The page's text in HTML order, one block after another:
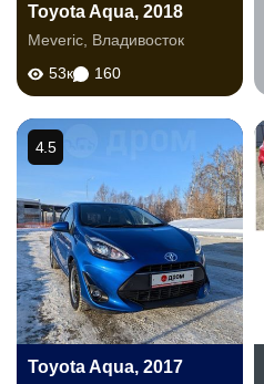
Toyota Aqua, 2018
Meveric Владивосток
53к
160
Toyota Aqua, 2017
4.5